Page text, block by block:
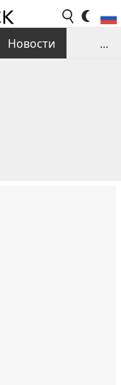
Новости
...